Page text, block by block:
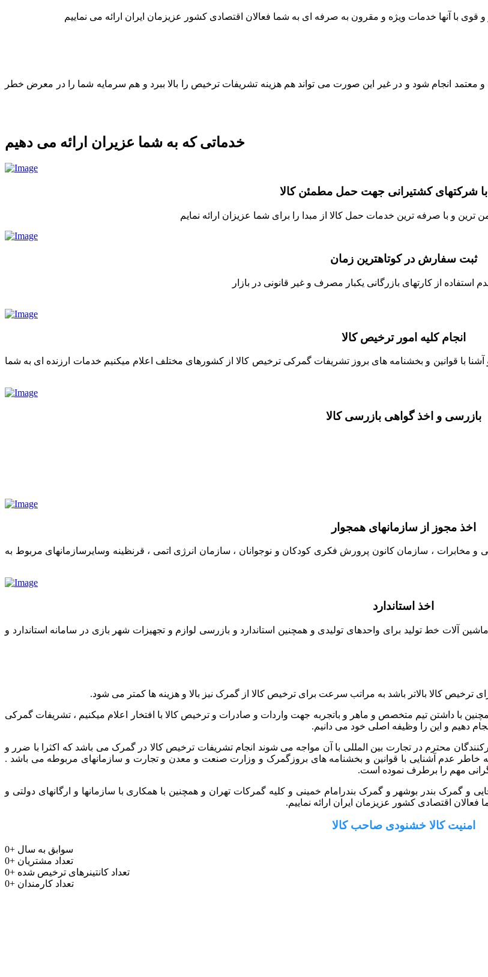
با آنها خدمات ویژه و مقرون به صرفه ای به شما فعالان اقتصادی کشور عزیزمان ایران ارائه می نماییم
معتمد انجام شود و در غیر این صورت می تواند هم هزینه تشریفات ترخیص را بالا ببرد و هم سرمایه شما را در معرض خطر
خدماتی که به شما عزیران ارائه می دهیم
شرکتهای کشتیرانی جهت حمل مطمئن کالا
ترین و با صرفه ترین خدمات حمل کالا از مبدا را برای شما عزیزان ارائه نمایم
ثبت سفارش در کوتاهترین زمان
از کارتهای بازرگانی یکبار مصرف و غیر قانونی در بازار
انجام کلیه امور ترخیص کالا
آشنا با قوانین و بخشنامه های بروز تشریفات گمرکی ترخیص کالا از کشورهای مختلف اعلام میکنیم خدمات ارزنده ای به شما
بازرسی و اخذ گواهی بازرسی کالا
اخذ مجوز از سازمانهای همجوار
مخابرات ، سازمان کانون پرورش فکری کودکان و نوجوانان ، سازمان انرژی اتمی ، قرنظینه وسایرسازمانهای مربوط به
اخذ استاندارد
آلات خط تولید برای واحدهای تولیدی و همچنین استاندارد و بازرسی لوازم و تجهیزات شهر بازی در سامانه استاندارد و
کالا بالاتر باشد به مراتب سرعت برای ترخیص کالا از گمرک نیز بالا و هزینه ها کمتر می شود.
سابقه 10 ساله و مجوزهای قانونی و همچنین با داشتن تیم متخصص و ماهر و باتجربه جهت واردات و صادرات و ترخیص کالا با افتخار اعلام میکنیم ، تشریفات گمرکی
دهیم و این را وظیفه اصلی خود می دانیم.
محترم در تجارت بین المللی با آن مواجه می شوند انجام تشریفات ترخیص کالا در گمرک می باشد که اکثرا با ضرر و
به خاطر عدم آشنایی با قوانین و بخشنامه های بروزگمرک و وزارت صنعت و معدن و تجارت و سازمانهای مربوطه می باشد .
مهم را برطرف نموده است.
و گمرک بندر بوشهر و گمرک بندرامام خمینی و کلیه گمرکات تهران و همچنین با همکاری با سازمانها و ارگانهای دولتی و
اقتصادی کشور عزیزمان ایران ارائه نماییم.
امنیت کالا خشنودی صاحب کالا
0+ سوابق به سال
0+ تعداد مشتریان
0+ تعداد کانتینرهای ترخیص شده
0+ تعداد کارمندان